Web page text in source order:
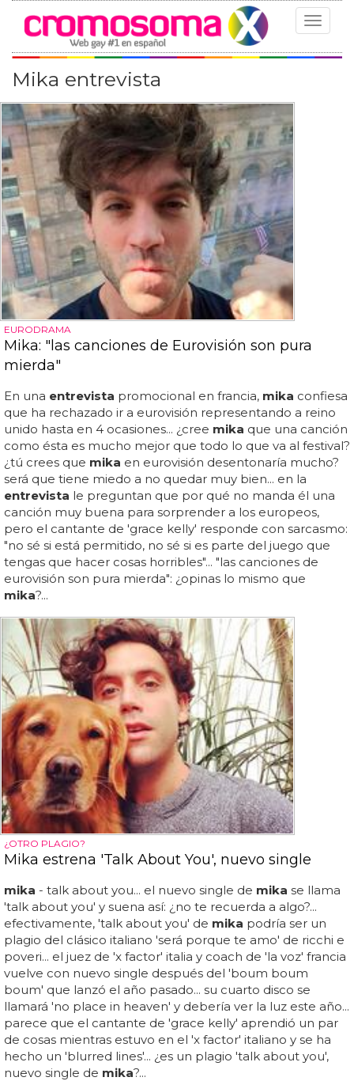
Toggle
Mika entrevista
EURODRAMA
Mika: "las canciones de Eurovisión son pura
mierda"
En una entrevista promocional en francia, mika confiesa
que ha rechazado ir a eurovisión representando a reino
unido hasta en 4 ocasiones... ¿cree mika que una canción
como ésta es mucho mejor que todo lo que va al festival?
¿tú crees que mika en eurovisión desentonaría mucho?
será que tiene miedo a no quedar muy bien... en la
entrevista le preguntan que por qué no manda él una
canción muy buena para sorprender a los europeos,
pero el cantante de 'grace kelly' responde con sarcasmo:
"no sé si está permitido, no sé si es parte del juego que
tengas que hacer cosas horribles"... "las canciones de
eurovisión son pura mierda": ¿opinas lo mismo que
mika?...
¿OTRO PLAGIO?
Mika estrena 'Talk About You', nuevo single
mika - talk about you... el nuevo single de mika se llama
'talk about you' y suena así: ¿no te recuerda a algo?...
efectivamente, 'talk about you' de mika podría ser un
plagio del clásico italiano 'será porque te amo' de ricchi e
poveri... el juez de 'x factor' italia y coach de 'la voz' francia
vuelve con nuevo single después del 'boum boum
boum' que lanzó el año pasado... su cuarto disco se
llamará 'no place in heaven' y debería ver la luz este año...
parece que el cantante de 'grace kelly' aprendió un par
de cosas mientras estuvo en el 'x factor' italiano y se ha
hecho un 'blurred lines'... ¿es un plagio 'talk about you',
nuevo single de mika?...